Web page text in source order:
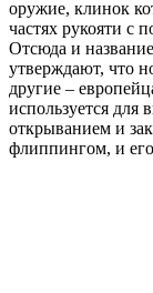
оружие, клинок
частях рукояти с
Отсюда и
утверждают, что
другие –
используется
открыванием и
флиппингом, и